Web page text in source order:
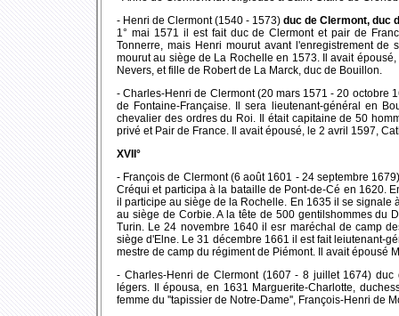
- Henri de Clermont (1540 - 1573)duc de Clermont, duc
1° mai 1571 il est fait duc de Clermont et pair de
Tonnerre, mais Henri mourut avant l'enregistrement
mourut au siège de La Rochelle en 1573. Il avait
Nevers, et fille de Robert de La Marck, duc de Bouillon.
- Charles-Henri de Clermont (20 mars 1571 - 20 octobre
de Fontaine-Française. Il sera lieutenant-général en
chevalier des ordres du Roi. Il était capitaine de 50
privé et Pair de France. Il avait épousé, le 2 avril 1597,
XVII°
- François de Clermont (6 août 1601 - 24 septembre
Créqui et participa à la bataille de Pont-de-Cé en 1620.
il participe au siège de la Rochelle. En 1635 il se signale
au siège de Corbie. A la tête de 500 gentilshommes du
Turin. Le 24 novembre 1640 il esr maréchal de camp
siège d'Elne. Le 31 décembre 1661 il est fait leiutenant-
mestre de camp du régiment de Piémont. Il avait épousé
- Charles-Henri de Clermont (1607 - 8 juillet 1674)
légers. Il épousa, en 1631 Marguerite-Charlotte,
femme du ''tapissier de Notre-Dame'', François-Henri de